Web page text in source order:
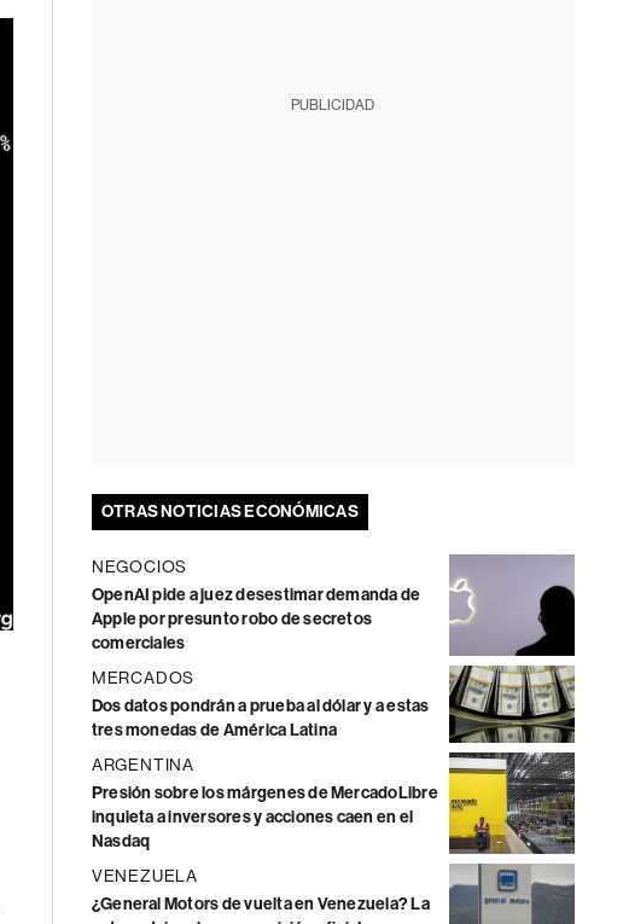
PUBLICIDAD
OTRAS NOTICIAS ECONÓMICAS
NEGOCIOS
OpenAI pide a juez desestimar demanda de
Apple por presunto robo de secretos
comerciales
MERCADOS
Dos datos pondrán a prueba al dólar y a estas
tres monedas de América Latina
ARGENTINA
Presión sobre los márgenes de MercadoLibre
inquieta a inversores y acciones caen en el
Nasdaq
VENEZUELA
¿General Motors de vuelta en Venezuela? La